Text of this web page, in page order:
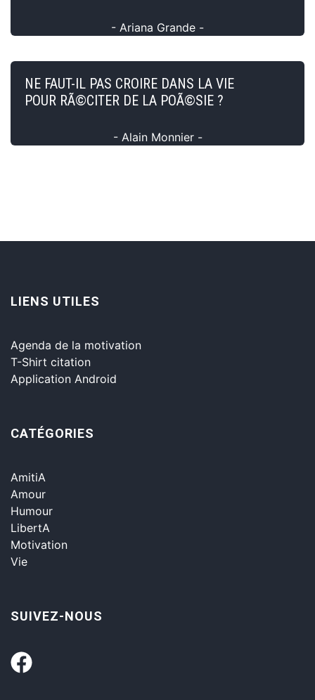
- Ariana Grande -
NE FAUT-IL PAS CROIRE DANS LA VIE
POUR RÃ©CITER DE LA POÃ©SIE ?
- Alain Monnier -
LIENS UTILES
Agenda de la motivation
T-Shirt citation
Application Android
CATÉGORIES
AmitiA
Amour
Humour
LibertA
Motivation
Vie
SUIVEZ-NOUS